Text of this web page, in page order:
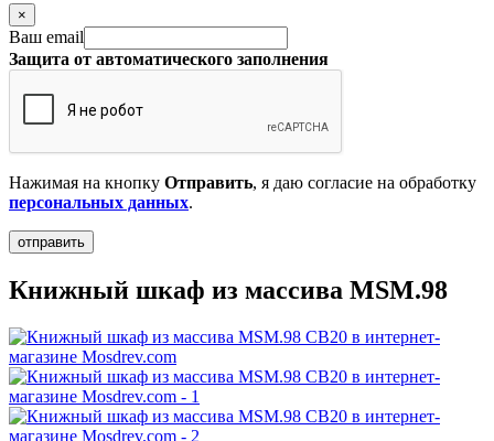
×
Ваш email
Защита от автоматического заполнения
Нажимая на кнопку Отправить, я даю согласие на обработку
персональных данных.
Книжный шкаф из массива MSM.98